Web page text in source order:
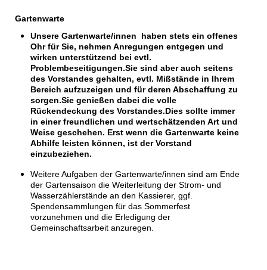
Gartenwarte
Unsere Gartenwarte/innen haben stets ein offenes
Ohr für Sie, nehmen Anregungen entgegen und
wirken unterstützend bei evtl.
Problembeseitigungen.Sie sind aber auch seitens
des Vorstandes gehalten, evtl. Mißstände in Ihrem
Bereich aufzuzeigen und für deren Abschaffung zu
sorgen.Sie genießen dabei die volle
Rückendeckung des Vorstandes.Dies sollte immer
in einer freundlichen und wertschätzenden Art und
Weise geschehen. Erst wenn die Gartenwarte keine
Abhilfe leisten können, ist der Vorstand
einzubeziehen.
Weitere Aufgaben der Gartenwarte/innen sind am Ende
der Gartensaison die Weiterleitung der Strom- und
Wasserzählerstände an den Kassierer, ggf.
Spendensammlungen für das Sommerfest
vorzunehmen und die Erledigung der
Gemeinschaftsarbeit anzuregen.